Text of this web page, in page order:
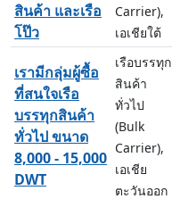
สินค้า และเรือ
โป๊ว
Carrier),
เอเชียใต้
เรามีกลุ่มผู้ซื้อ
ที่สนใจเรือ
บรรทุกสินค้า
ทั่วไป ขนาด
8,000 - 15,000
DWT
เรือบรรทุก
สินค้า
ทั่วไป
(Bulk
Carrier),
เอเชีย
ตะวันออก